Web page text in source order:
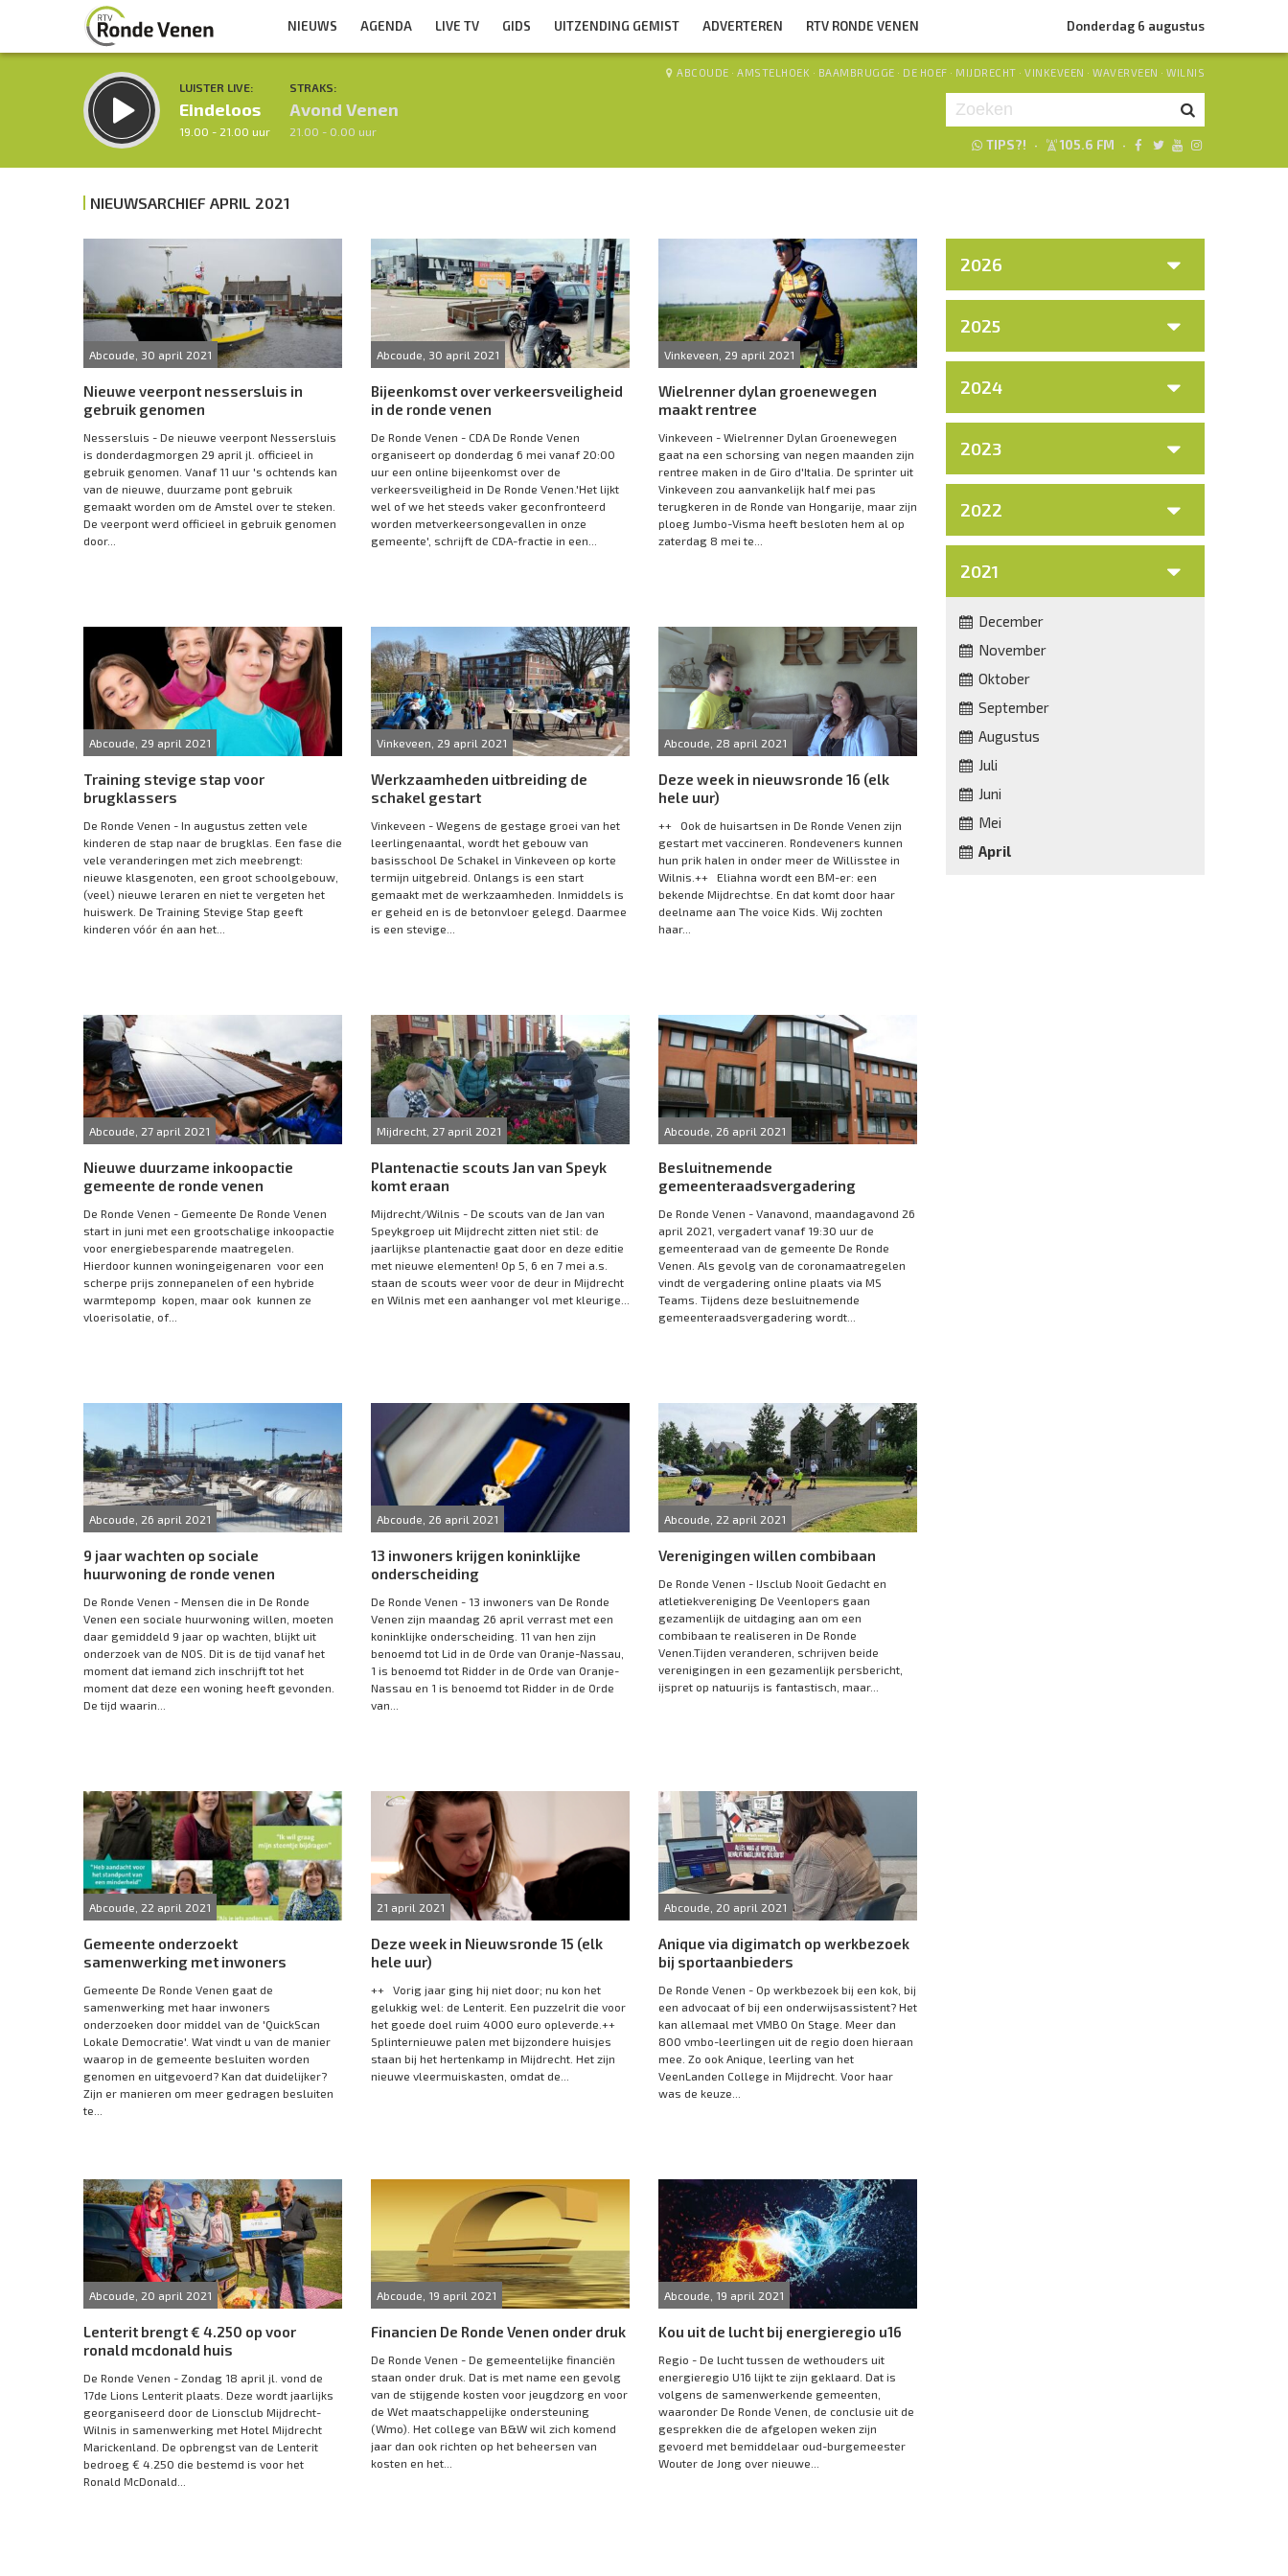
NIEUWS AGENDA LIVE TV GIDS UITZENDING GEMIST ADVERTEREN RTV RONDE VENEN Donderdag 6 augustus
LUISTER LIVE:
Eindeloos
19.00 - 21.00 uur
STRAKS:
Avond Venen
21.00 - 0.00 uur
ABCOUDE · AMSTELHOEK · BAAMBRUGGE · DE HOEF · MIJDRECHT · VINKEVEEN · WAVERVEEN · WILNIS
TIPS?! · 105.6 FM ·
NIEUWSARCHIEF APRIL 2021
Abcoude, 30 april 2021
Nieuwe veerpont nessersluis in
gebruik genomen
Nessersluis - De nieuwe veerpont Nessersluis
is donderdagmorgen 29 april jl. officieel in
gebruik genomen. Vanaf 11 uur 's ochtends kan
van de nieuwe, duurzame pont gebruik
gemaakt worden om de Amstel over te steken.
De veerpont werd officieel in gebruik genomen
door...
Abcoude, 30 april 2021
Bijeenkomst over verkeersveiligheid
in de ronde venen
De Ronde Venen - CDA De Ronde Venen
organiseert op donderdag 6 mei vanaf 20:00
uur een online bijeenkomst over de
verkeersveiligheid in De Ronde Venen.'Het lijkt
wel of we het steeds vaker geconfronteerd
worden metverkeersongevallen in onze
gemeente', schrijft de CDA-fractie in een...
Vinkeveen, 29 april 2021
Wielrenner dylan groenewegen
maakt rentree
Vinkeveen - Wielrenner Dylan Groenewegen
gaat na een schorsing van negen maanden zijn
rentree maken in de Giro d'Italia. De sprinter uit
Vinkeveen zou aanvankelijk half mei pas
terugkeren in de Ronde van Hongarije, maar zijn
ploeg Jumbo-Visma heeft besloten hem al op
zaterdag 8 mei te...
Abcoude, 29 april 2021
Training stevige stap voor
brugklassers
De Ronde Venen - In augustus zetten vele
kinderen de stap naar de brugklas. Een fase die
vele veranderingen met zich meebrengt:
nieuwe klasgenoten, een groot schoolgebouw,
(veel) nieuwe leraren en niet te vergeten het
huiswerk. De Training Stevige Stap geeft
kinderen vóór én aan het...
Vinkeveen, 29 april 2021
Werkzaamheden uitbreiding de
schakel gestart
Vinkeveen - Wegens de gestage groei van het
leerlingenaantal, wordt het gebouw van
basisschool De Schakel in Vinkeveen op korte
termijn uitgebreid. Onlangs is een start
gemaakt met de werkzaamheden. Inmiddels is
er geheid en is de betonvloer gelegd. Daarmee
is een stevige...
Abcoude, 28 april 2021
Deze week in nieuwsronde 16 (elk
hele uur)
++ Ook de huisartsen in De Ronde Venen zijn
gestart met vaccineren. Rondeveners kunnen
hun prik halen in onder meer de Willisstee in
Wilnis.++ Eliahna wordt een BM-er: een
bekende Mijdrechtse. En dat komt door haar
deelname aan The voice Kids. Wij zochten
haar...
Abcoude, 27 april 2021
Nieuwe duurzame inkoopactie
gemeente de ronde venen
De Ronde Venen - Gemeente De Ronde Venen
start in juni met een grootschalige inkoopactie
voor energiebesparende maatregelen.
Hierdoor kunnen woningeigenaren voor een
scherpe prijs zonnepanelen of een hybride
warmtepomp kopen, maar ook kunnen ze
vloerisolatie, of...
Mijdrecht, 27 april 2021
Plantenactie scouts Jan van Speyk
komt eraan
Mijdrecht/Wilnis - De scouts van de Jan van
Speykgroep uit Mijdrecht zitten niet stil: de
jaarlijkse plantenactie gaat door en deze editie
met nieuwe elementen! Op 5, 6 en 7 mei a.s.
staan de scouts weer voor de deur in Mijdrecht
en Wilnis met een aanhanger vol met kleurige...
Abcoude, 26 april 2021
Besluitnemende
gemeenteraadsvergadering
De Ronde Venen - Vanavond, maandagavond 26
april 2021, vergadert vanaf 19:30 uur de
gemeenteraad van de gemeente De Ronde
Venen. Als gevolg van de coronamaatregelen
vindt de vergadering online plaats via MS
Teams. Tijdens deze besluitnemende
gemeenteraadsvergadering wordt...
Abcoude, 26 april 2021
9 jaar wachten op sociale
huurwoning de ronde venen
De Ronde Venen - Mensen die in De Ronde
Venen een sociale huurwoning willen, moeten
daar gemiddeld 9 jaar op wachten, blijkt uit
onderzoek van de NOS. Dit is de tijd vanaf het
moment dat iemand zich inschrijft tot het
moment dat deze een woning heeft gevonden.
De tijd waarin...
Abcoude, 26 april 2021
13 inwoners krijgen koninklijke
onderscheiding
De Ronde Venen - 13 inwoners van De Ronde
Venen zijn maandag 26 april verrast met een
koninklijke onderscheiding. 11 van hen zijn
benoemd tot Lid in de Orde van Oranje-Nassau,
1 is benoemd tot Ridder in de Orde van Oranje-
Nassau en 1 is benoemd tot Ridder in de Orde
van...
Abcoude, 22 april 2021
Verenigingen willen combibaan
De Ronde Venen - IJsclub Nooit Gedacht en
atletiekvereniging De Veenlopers gaan
gezamenlijk de uitdaging aan om een
combibaan te realiseren in De Ronde
Venen.Tijden veranderen, schrijven beide
verenigingen in een gezamenlijk persbericht,
ijspret op natuurijs is fantastisch, maar...
Abcoude, 22 april 2021
Gemeente onderzoekt
samenwerking met inwoners
Gemeente De Ronde Venen gaat de
samenwerking met haar inwoners
onderzoeken door middel van de 'QuickScan
Lokale Democratie'. Wat vindt u van de manier
waarop in de gemeente besluiten worden
genomen en uitgevoerd? Kan dat duidelijker?
Zijn er manieren om meer gedragen besluiten
te...
21 april 2021
Deze week in Nieuwsronde 15 (elk
hele uur)
++ Vorig jaar ging hij niet door; nu kon het
gelukkig wel: de Lenterit. Een puzzelrit die voor
het goede doel ruim 4000 euro opleverde.++
Splinternieuwe palen met bijzondere huisjes
staan bij het hertenkamp in Mijdrecht. Het zijn
nieuwe vleermuiskasten, omdat de...
Abcoude, 20 april 2021
Anique via digimatch op werkbezoek
bij sportaanbieders
De Ronde Venen - Op werkbezoek bij een kok, bij
een advocaat of bij een onderwijsassistent? Het
kan allemaal met VMBO On Stage. Meer dan
800 vmbo-leerlingen uit de regio doen hieraan
mee. Zo ook Anique, leerling van het
VeenLanden College in Mijdrecht. Voor haar
was de keuze...
Abcoude, 20 april 2021
Lenterit brengt € 4.250 op voor
ronald mcdonald huis
De Ronde Venen - Zondag 18 april jl. vond de
17de Lions Lenterit plaats. Deze wordt jaarlijks
georganiseerd door de Lionsclub Mijdrecht-
Wilnis in samenwerking met Hotel Mijdrecht
Marickenland. De opbrengst van de Lenterit
bedroeg € 4.250 die bestemd is voor het
Ronald McDonald...
Abcoude, 19 april 2021
Financien De Ronde Venen onder druk
De Ronde Venen - De gemeentelijke financiën
staan onder druk. Dat is met name een gevolg
van de stijgende kosten voor jeugdzorg en voor
de Wet maatschappelijke ondersteuning
(Wmo). Het college van B&W wil zich komend
jaar dan ook richten op het beheersen van
kosten en het...
Abcoude, 19 april 2021
Kou uit de lucht bij energieregio u16
Regio - De lucht tussen de wethouders uit
energieregio U16 lijkt te zijn geklaard. Dat is
volgens de samenwerkende gemeenten,
waaronder De Ronde Venen, de conclusie uit de
gesprekken die de afgelopen weken zijn
gevoerd met bemiddelaar oud-burgemeester
Wouter de Jong over nieuwe...
2026
2025
2024
2023
2022
2021
December
November
Oktober
September
Augustus
Juli
Juni
Mei
April